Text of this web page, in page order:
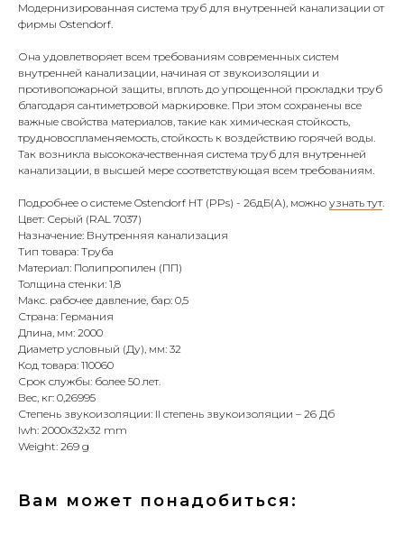
Модернизированная система труб для внутренней канализации от
фирмы Ostendorf.
Она удовлетворяет всем требованиям современных систем
внутренней канализации, начиная от звукоизоляции и
противопожарной защиты, вплоть до упрощенной прокладки труб
благодаря сантиметровой маркировке. При этом сохранены все
важные свойства материалов, такие как химическая стойкость,
трудновоспламеняемость, стойкость к воздействию горячей воды.
Так возникла высококачественная система труб для внутренней
канализации, в высшей мере соответствующая всем требованиям.
Подробнее о системе Ostendorf HT (PPs) - 26дБ(А), можно узнать тут.
Цвет: Серый (RAL 7037)
Назначение: Внутренняя канализация
Тип товара: Труба
Материал: Полипропилен (ПП)
Толщина стенки: 1,8
Макс. рабочее давление, бар: 0,5
Страна: Германия
Длина, мм: 2000
Диаметр условный (Ду), мм: 32
Код товара: 110060
Срок службы: более 50 лет.
Вес, кг: 0,26995
Степень звукоизоляции: II степень звукоизоляции – 26 Дб
lwh: 2000x32x32 mm
Weight: 269 g
Вам может понадобиться: